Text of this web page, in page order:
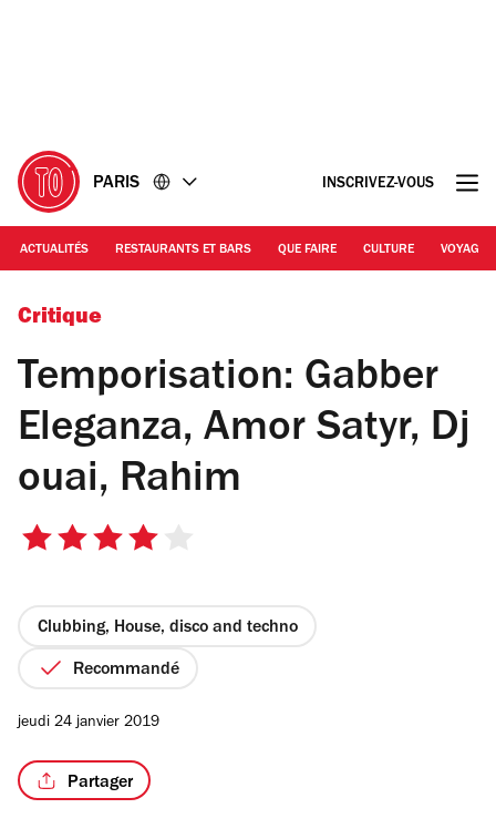
PARIS INSCRIVEZ-VOUS
ACTUALITÉS RESTAURANTS ET BARS QUE FAIRE CULTURE VOYAGE
© La Java
Critique
Temporisation: Gabber
Eleganza, Amor Satyr, Dj
ouai, Rahim
4
étoiles
Clubbing, House, disco and techno
Recommandé
jeudi 24 janvier 2019
Partager